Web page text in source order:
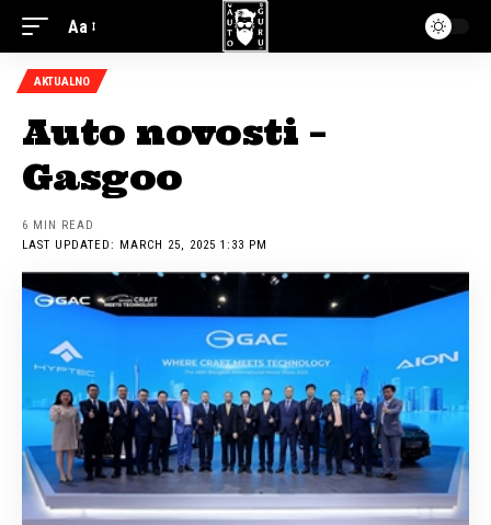
Aa
AKTUALNO
Auto novosti –
Gasgoo
LAST UPDATED: MARCH 25, 2025 1:33 PM
6 MIN READ